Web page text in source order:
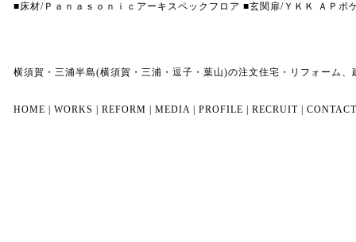
■床材/Ｐａｎａｓｏｎｉｃアーキスペックフロア ■玄関扉/ＹＫＫ ＡＰポ
横須賀・三浦半島(横須賀・三浦・逗子・葉山)の注文住宅・リフォーム
HOME WORKS REFORM MEDIA PROFILE RECRUIT CONTACT